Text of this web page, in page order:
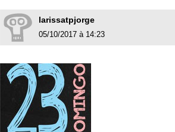
larissatpjorge
05/10/2017 à 14:23